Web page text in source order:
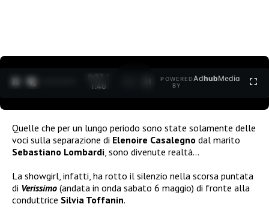
0:27 /
1:40
POWERED
BY
AdhubMedia
Quelle che per un lungo periodo sono state solamente delle
voci sulla separazione di Elenoire Casalegno dal marito
Sebastiano Lombardi , sono divenute realtà…
La showgirl, infatti, ha rotto il silenzio nella scorsa puntata
di Verissimo (andata in onda sabato 6 maggio) di fronte alla
conduttrice Silvia Toffanin.